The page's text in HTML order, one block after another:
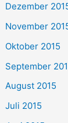
Dezember
November
Oktober 2015
September
August 2015
Juli 2015